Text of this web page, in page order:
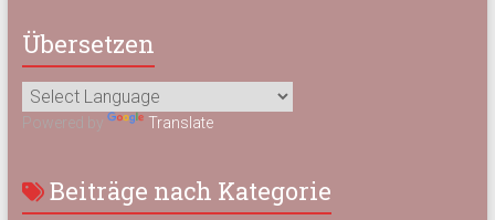
Übersetzen
Powered by Translate
Beiträge nach Kategorie